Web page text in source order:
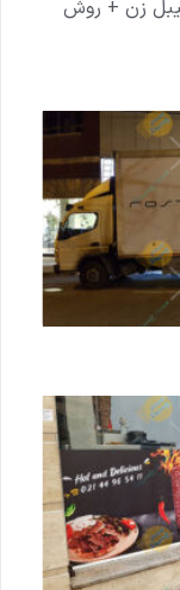
لیبل زن + روش